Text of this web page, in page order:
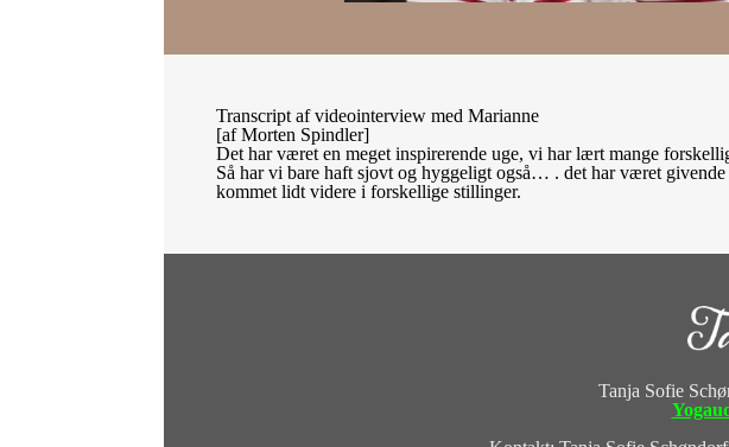
Transcript af videointerview med Marianne
[af Morten Spindler]
Det har været en meget inspirerende uge, vi har lært mange
Så har vi bare haft sjovt og hyggeligt også… . det har været
kommet lidt videre i forskellige stillinger.
Tanja Sofie